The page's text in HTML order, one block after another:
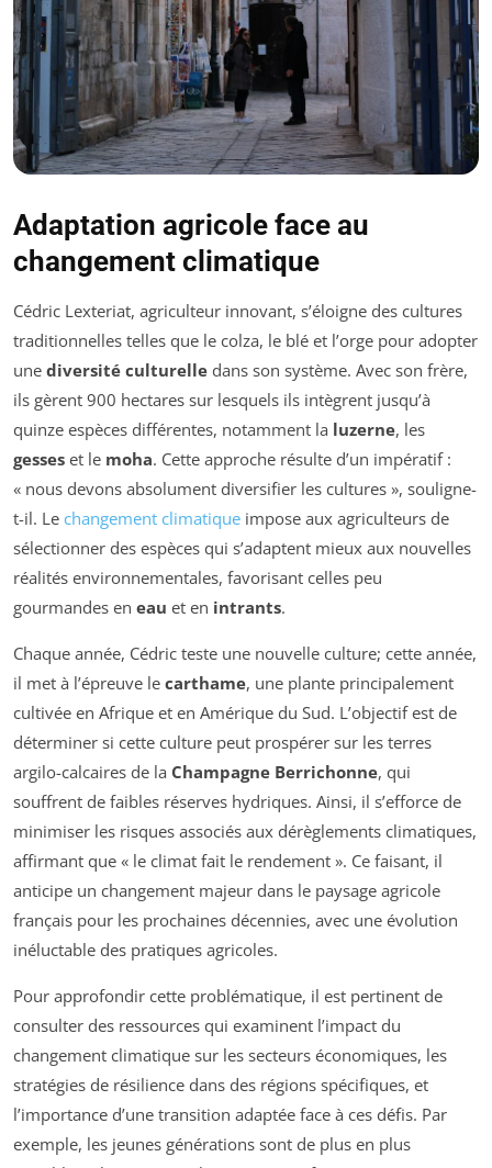
Adaptation agricole face au
changement climatique
Cédric Lexteriat, agriculteur innovant, s’éloigne des cultures
traditionnelles telles que le colza, le blé et l’orge pour adopter
une diversité culturelle dans son système. Avec son frère,
ils gèrent 900 hectares sur lesquels ils intègrent jusqu’à
quinze espèces différentes, notamment la luzerne, les
gesses et le moha. Cette approche résulte d’un impératif :
« nous devons absolument diversifier les cultures », souligne-
t-il. Le changement climatique impose aux agriculteurs de
sélectionner des espèces qui s’adaptent mieux aux nouvelles
réalités environnementales, favorisant celles peu
gourmandes en eau et en intrants.
Chaque année, Cédric teste une nouvelle culture; cette année,
il met à l’épreuve le carthame, une plante principalement
cultivée en Afrique et en Amérique du Sud. L’objectif est de
déterminer si cette culture peut prospérer sur les terres
argilo-calcaires de la Champagne Berrichonne, qui
souffrent de faibles réserves hydriques. Ainsi, il s’efforce de
minimiser les risques associés aux dérèglements climatiques,
affirmant que « le climat fait le rendement ». Ce faisant, il
anticipe un changement majeur dans le paysage agricole
français pour les prochaines décennies, avec une évolution
inéluctable des pratiques agricoles.
Pour approfondir cette problématique, il est pertinent de
consulter des ressources qui examinent l’impact du
changement climatique sur les secteurs économiques, les
stratégies de résilience dans des régions spécifiques, et
l’importance d’une transition adaptée face à ces défis. Par
exemple, les jeunes générations sont de plus en plus